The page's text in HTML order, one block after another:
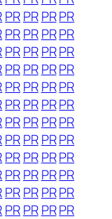
PRPR PRPR
PRPR PRPR
PRPR PRPR
PRPR PRPR
PRPR PRPR
PRPR PRPR
PRPR PRPR
PRPR PRPR
PRPR PRPR
PRPR PRPR
PRPR PRPR
PRPR PRPR